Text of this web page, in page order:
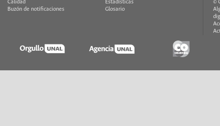
Calidad
Buzón de notificaciones
Estadísticas
Glosario
©